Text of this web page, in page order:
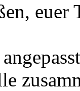
euer